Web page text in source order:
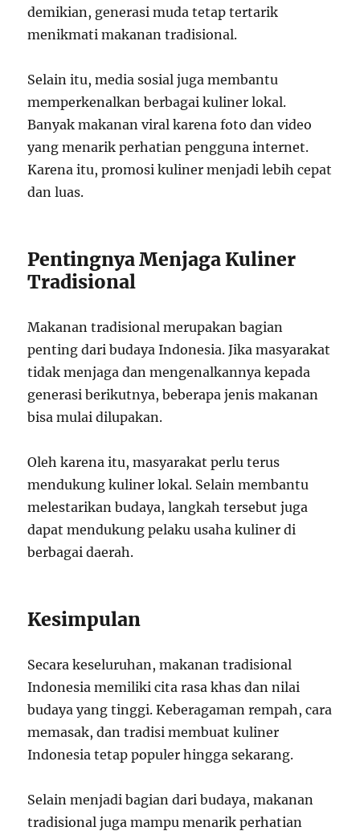
demikian, generasi muda tetap tertarik
menikmati makanan tradisional.
Selain itu, media sosial juga membantu
memperkenalkan berbagai kuliner lokal.
Banyak makanan viral karena foto dan video
yang menarik perhatian pengguna internet.
Karena itu, promosi kuliner menjadi lebih cepat
dan luas.
Pentingnya Menjaga Kuliner
Tradisional
Makanan tradisional merupakan bagian
penting dari budaya Indonesia. Jika masyarakat
tidak menjaga dan mengenalkannya kepada
generasi berikutnya, beberapa jenis makanan
bisa mulai dilupakan.
Oleh karena itu, masyarakat perlu terus
mendukung kuliner lokal. Selain membantu
melestarikan budaya, langkah tersebut juga
dapat mendukung pelaku usaha kuliner di
berbagai daerah.
Kesimpulan
Secara keseluruhan, makanan tradisional
Indonesia memiliki cita rasa khas dan nilai
budaya yang tinggi. Keberagaman rempah, cara
memasak, dan tradisi membuat kuliner
Indonesia tetap populer hingga sekarang.
Selain menjadi bagian dari budaya, makanan
tradisional juga mampu menarik perhatian